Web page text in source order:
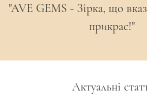
"AVE GEMS - Зірка, що
прикрас!"
Актуальні